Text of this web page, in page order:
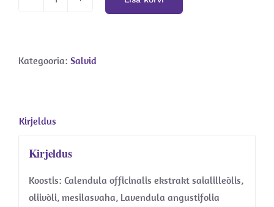
Kategooria: Salvid
Kirjeldus
Kirjeldus
Koostis: Calendula officinalis ekstrakt saialilleõlis,
oliivõli, mesilasvaha, Lavendula angustifolia